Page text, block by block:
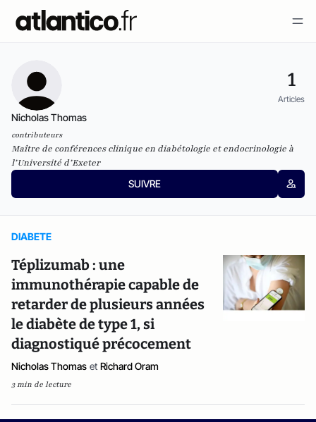
1
Articles
Nicholas Thomas
contributeurs
Maître de conférences clinique en diabétologie et endocrinologie à
l’Université d’Exeter
SUIVRE
DIABETE
Téplizumab : une
immunothérapie capable de
retarder de plusieurs années
le diabète de type 1, si
diagnostiqué précocement
Nicholas Thomas et Richard Oram
3 min de lecture